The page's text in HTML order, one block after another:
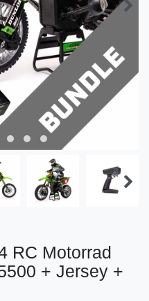
RC Motorrad
+ Jersey +